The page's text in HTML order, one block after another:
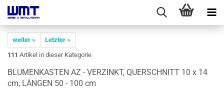
weiter »
Letzter »
111 Artikel in dieser Kategorie
BLU­MEN­KAS­TEN AZ - VER­ZINKT, QUER­SCHNITT 10 x 14
cm, LÄN­GEN 50 - 100 cm